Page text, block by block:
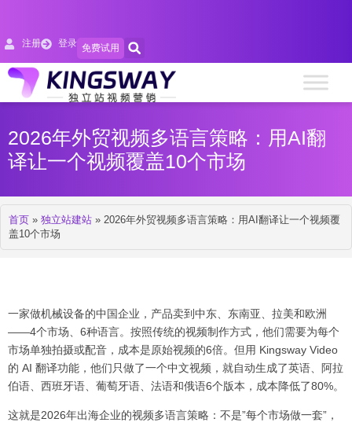
注册 登录 免费试用
2026年外贸视频多语言策略：用AI翻
译让一个视频覆盖10个市场
首页 » 独立站建站 » 2026年外贸视频多语言策略：用AI翻译让一个视频覆
盖10个市场
一家做机械设备的中国企业，产品卖到中东、东南亚、拉美和欧洲
——4个市场、6种语言。按照传统的视频制作方式，他们需要为每个
市场单独拍摄或配音，成本是原始视频的6倍。但用 Kingsway Video
的 AI 翻译功能，他们只做了一个中文视频，就自动生成了英语、阿拉
伯语、西班牙语、葡萄牙语、法语和俄语6个版本，成本降低了80%。
这就是2026年出海企业的视频多语言策略：不是”每个市场做一套”，